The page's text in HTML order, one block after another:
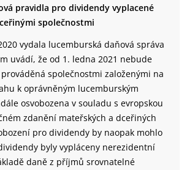
pravidla pro dividendy vyplacené
společnostmi
vydala lucemburská daňová správa
uvádí, že od 1. ledna 2021 nebude
společnostmi založenými na
k oprávněným lucemburským
osvobozena v souladu s evropskou
zdanění mateřských a dceřiných
pro dividendy by naopak mohlo
byly vypláceny nerezidentní
daně z příjmů srovnatelné